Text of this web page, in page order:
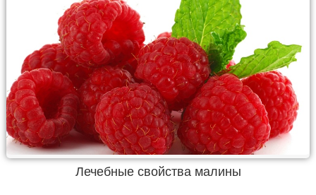
Лечебные свойства малины